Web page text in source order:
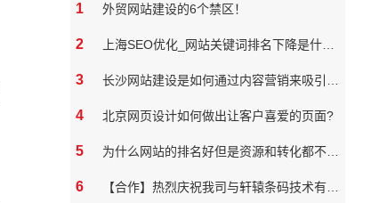
1 外贸网站建设的6个禁区！
2
3
4 北京网页设计如何做出让客户喜爱的页面?
5
6